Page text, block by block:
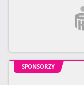
SPONSORZY